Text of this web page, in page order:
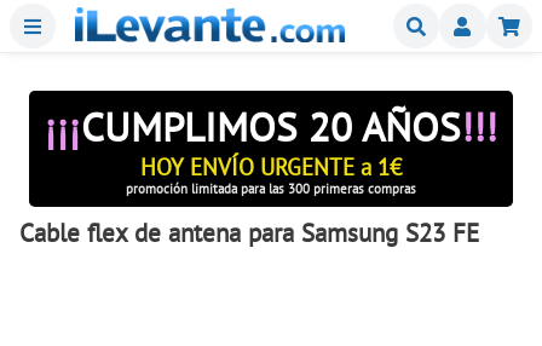
Menu Buscar
¡¡¡CUMPLIMOS 20 AÑOS!!!
HOY ENVÍO URGENTE a 1€
promoción limitada para las 300 primeras compras
Cable flex de antena para Samsung S23 FE